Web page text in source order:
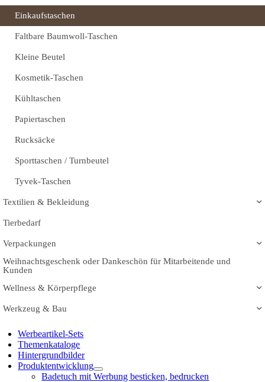
Einkaufstaschen
Faltbare Baumwoll-Taschen
Kleine Beutel
Kosmetik-Taschen
Kühltaschen
Papiertaschen
Rucksäcke
Sporttaschen / Turnbeutel
Tyvek-Taschen
Textilien & Bekleidung
Tierbedarf
Verpackungen
Weihnachtsgeschenk oder Dankeschön für Mitarbeitende und
Kunden
Wellness & Körperpflege
Werkzeug & Bau
Werbeartikel-Sets
Themenkataloge
Hintergrundbilder
Produktentwicklung
Badetuch mit Werbung besticken, bedrucken